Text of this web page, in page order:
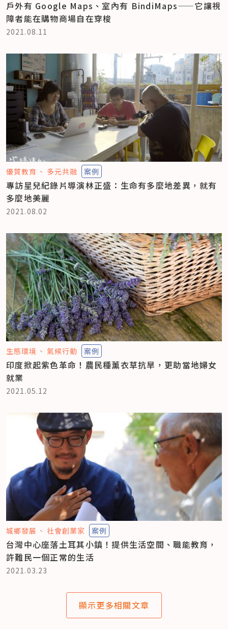
戶外有 Google Maps、室內有 BindiMaps——它讓視
障者能在購物商場自在穿梭
2021.08.11
優質教育 多元共融 案例
專訪星兒紀錄片導演林正盛：生命有多麼地差異，就有
多麼地美麗
2021.08.02
生態環境 氣候行動 案例
印度掀起紫色革命！農民種薰衣草抗旱，更助當地婦女
就業
2021.05.12
城鄉發展 社會創業家 案例
台灣中心座落土耳其小鎮！提供生活空間、職能教育，
許難民一個正常的生活
2021.03.23
顯示更多相關文章